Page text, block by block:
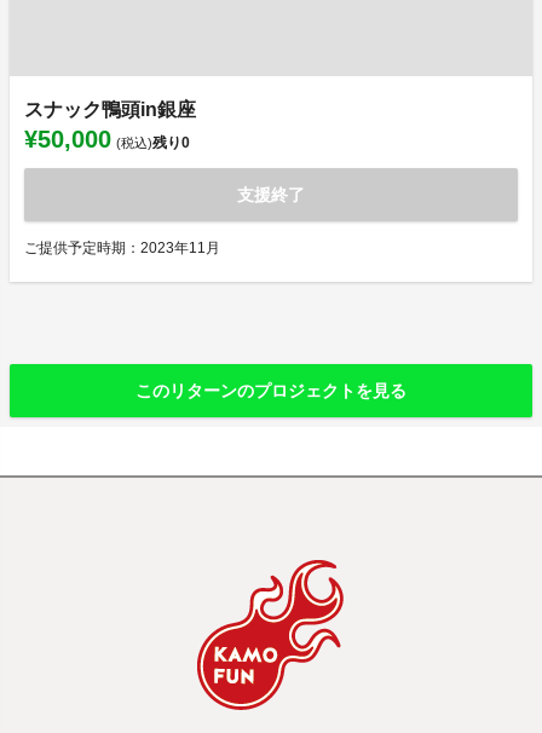
スナック鴨頭in銀座
¥50,000 (税込)残り0
支援終了
ご提供予定時期：2023年11月
このリターンのプロジェクトを見る